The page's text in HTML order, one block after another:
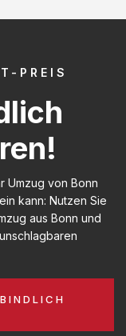
PREIS
Umzug von Bonn
kann: Nutzen Sie
aus Bonn und